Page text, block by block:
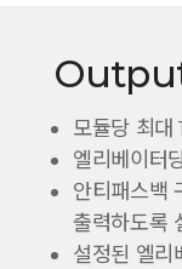
모듈당 최대
엘리베이터
안티패스백
출력하도록
설정된 엘리